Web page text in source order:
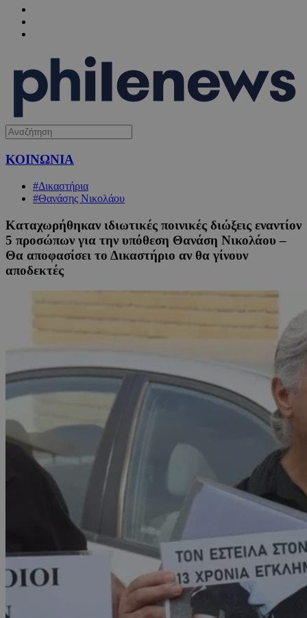
ΚΟΙΝΩΝΙΑ
#Δικαστήρια
#Θανάσης Νικολάου
Καταχωρήθηκαν ιδιωτικές ποινικές διώξεις εναντίον
5 προσώπων για την υπόθεση Θανάση Νικολάου –
Θα αποφασίσει το Δικαστήριο αν θα γίνουν
αποδεκτές